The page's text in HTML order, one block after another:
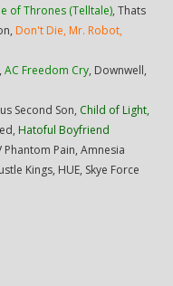
of Thrones (Telltale), Thats
Don't Die, Mr. Robot,
AC Freedom Cry, Downwell,
Second Son, Child of Light,
Hatoful Boyfriend
Phantom Pain, Amnesia
Kings, HUE, Skye Force